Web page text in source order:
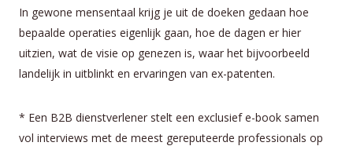
In gewone mensentaal krijg je uit de doeken gedaan hoe
bepaalde operaties eigenlijk gaan, hoe de dagen er hier
uitzien, wat de visie op genezen is, waar het bijvoorbeeld
landelijk in uitblinkt en ervaringen van ex-patenten.
* Een B2B dienstverlener stelt een exclusief e-book samen
vol interviews met de meest gereputeerde professionals op